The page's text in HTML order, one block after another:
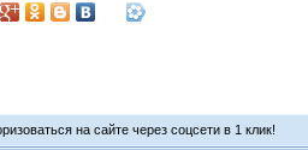
на сайте через соцсети в 1 клик!